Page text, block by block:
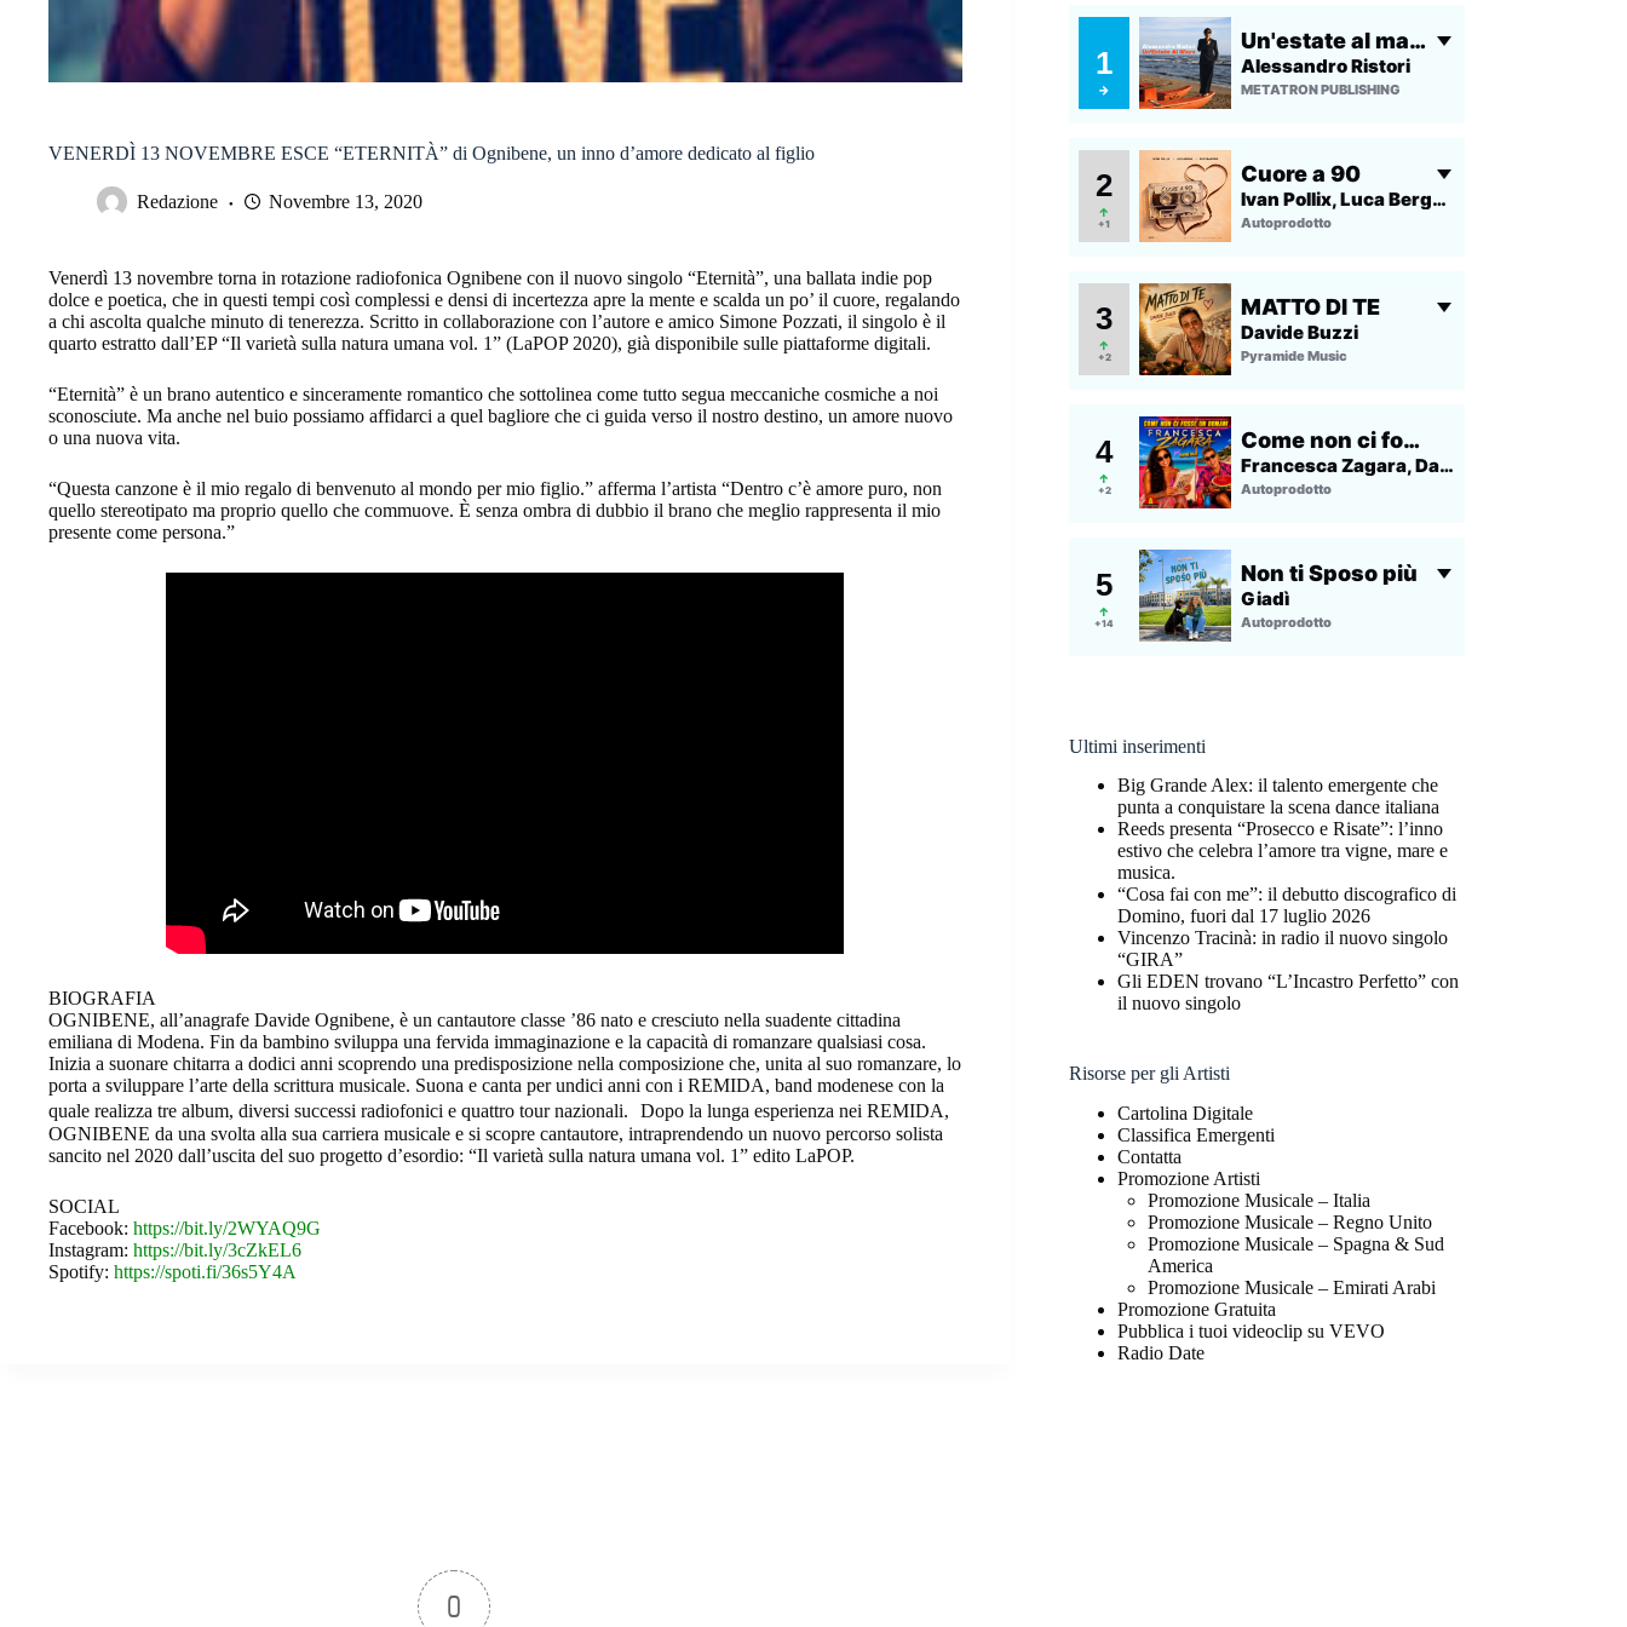
VENERDÌ 13 NOVEMBRE ESCE “ETERNITÀ” di Ognibene, un inno d’amore dedicato al figlio
Redazione Novembre 13, 2020
Venerdì 13 novembre torna in rotazione radiofonica Ognibene con il nuovo singolo “Eternità”, una ballata indie pop
dolce e poetica, che in questi tempi così complessi e densi di incertezza apre la mente e scalda un po’ il cuore, regalando
a chi ascolta qualche minuto di tenerezza. Scritto in collaborazione con l’autore e amico Simone Pozzati, il singolo è il
quarto estratto dall’EP “Il varietà sulla natura umana vol. 1” (LaPOP 2020), già disponibile sulle piattaforme digitali.
“Eternità” è un brano autentico e sinceramente romantico che sottolinea come tutto segua meccaniche cosmiche a noi
sconosciute. Ma anche nel buio possiamo affidarci a quel bagliore che ci guida verso il nostro destino, un amore nuovo
o una nuova vita.
“Questa canzone è il mio regalo di benvenuto al mondo per mio figlio.” afferma l’artista “Dentro c’è amore puro, non
quello stereotipato ma proprio quello che commuove. È senza ombra di dubbio il brano che meglio rappresenta il mio
presente come persona.”
BIOGRAFIA
OGNIBENE, all’anagrafe Davide Ognibene, è un cantautore classe ’86 nato e cresciuto nella suadente cittadina
emiliana di Modena. Fin da bambino sviluppa una fervida immaginazione e la capacità di romanzare qualsiasi cosa.
Inizia a suonare chitarra a dodici anni scoprendo una predisposizione nella composizione che, unita al suo romanzare, lo
porta a sviluppare l’arte della scrittura musicale. Suona e canta per undici anni con i REMIDA, band modenese con la
quale realizza tre album, diversi successi radiofonici e quattro tour nazionali. Dopo la lunga esperienza nei REMIDA,
OGNIBENE da una svolta alla sua carriera musicale e si scopre cantautore, intraprendendo un nuovo percorso solista
sancito nel 2020 dall’uscita del suo progetto d’esordio: “Il varietà sulla natura umana vol. 1” edito LaPOP.
SOCIAL
Facebook: https://bit.ly/2WYAQ9G
Instagram: https://bit.ly/3cZkEL6
Spotify: https://spoti.fi/36s5Y4A
Ultimi inserimenti
Big Grande Alex: il talento emergente che
punta a conquistare la scena dance italiana
Reeds presenta “Prosecco e Risate”: l’inno
estivo che celebra l’amore tra vigne, mare e
musica.
“Cosa fai con me”: il debutto discografico di
Domino, fuori dal 17 luglio 2026
Vincenzo Tracinà: in radio il nuovo singolo
“GIRA”
Gli EDEN trovano “L’Incastro Perfetto” con
il nuovo singolo
Risorse per gli Artisti
Cartolina Digitale
Classifica Emergenti
Contatta
Promozione Artisti
Promozione Musicale – Italia
Promozione Musicale – Regno Unito
Promozione Musicale – Spagna & Sud
America
Promozione Musicale – Emirati Arabi
Promozione Gratuita
Pubblica i tuoi videoclip su VEVO
Radio Date
0